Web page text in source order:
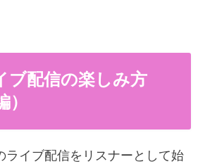
ブ配信の楽しみ方
ライブ配信をリスナーとして始